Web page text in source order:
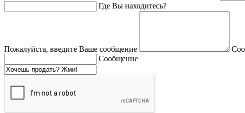
Где Вы находитесь?
Пожалуйста, введите Ваше сообщение
Сообщение